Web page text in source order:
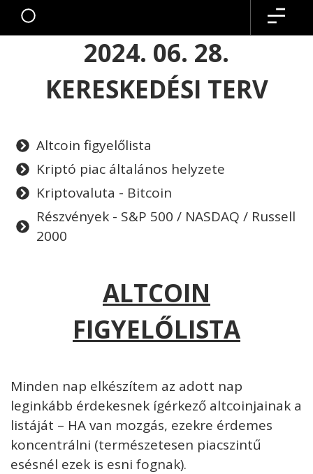
2024. 06. 28.
KERESKEDÉSI TERV
Altcoin figyelőlista
Kriptó piac általános helyzete
Kriptovaluta - Bitcoin
Részvények - S&P 500 / NASDAQ / Russell
2000
ALTCOIN
FIGYELŐLISTA
Minden nap elkészítem az adott nap
leginkább érdekesnek ígérkező altcoinjainak a
listáját – HA van mozgás, ezekre érdemes
koncentrálni (természetesen piacszintű
esésnél ezek is esni fognak).